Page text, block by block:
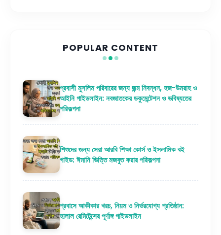
POPULAR CONTENT
প্রবাসী মুসলিম পরিবারের জন্য জন্ম নিবন্ধন, হজ-উমরাহ ও
আইনি গাইডলাইন: নবজাতকের ডকুমেন্টেশন ও ভবিষ্যতের
পরিকল্পনা
শিশুদের জন্য সেরা আরবি শিক্ষা কোর্স ও ইসলামিক বই
গাইড: ঈমানি ভিত্তি মজবুত করার পরিকল্পনা
প্রবাসে আকীকার খরচ, নিয়ম ও নির্ভরযোগ্য প্রতিষ্ঠান:
হালাল রেমিটেন্সের পূর্ণাঙ্গ গাইডলাইন